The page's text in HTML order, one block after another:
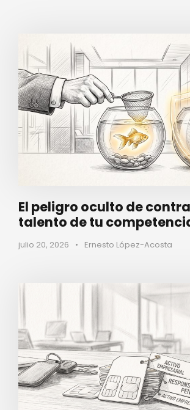
El peligro oculto de
talento de tu
julio 20, 2026 • Ernesto López-Acosta